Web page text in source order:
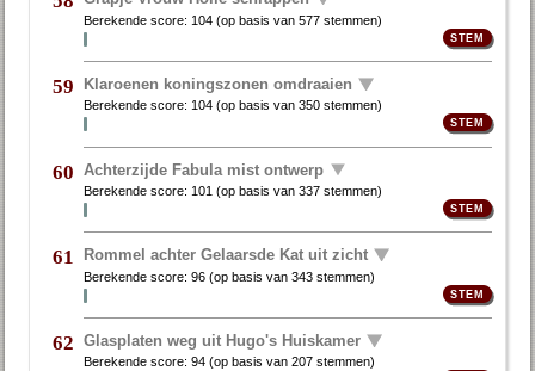
Berekende score: 104 (op basis van577 stemmen)
59 Klaroenen koningszonen omdraaien
Berekende score: 104 (op basis van350 stemmen)
60 Achterzijde Fabula mist ontwerp
Berekende score: 101 (op basis van337 stemmen)
61 Rommel achter Gelaarsde Kat uit zicht
Berekende score:96 (op basis van343 stemmen)
62 Glasplaten weg uit Hugo's Huiskamer
Berekende score:94 (op basis van207 stemmen)